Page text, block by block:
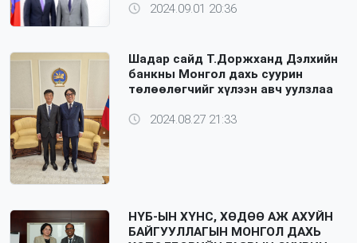
2024.09.01 20:36
Шадар сайд Т.Доржханд Дэлхийн
банкны Монгол дахь суурин
төлөөлөгчийг хүлээн авч уулзлаа
2024.08.27 21:33
НҮБ-ЫН ХҮНС, ХӨДӨӨ АЖ АХУЙН
БАЙГУУЛЛАГЫН МОНГОЛ ДАХЬ